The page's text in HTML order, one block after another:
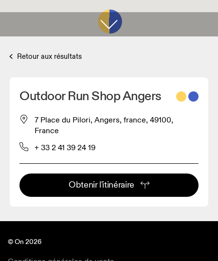
Retour aux résultats
Outdoor Run Shop Angers
7 Place du Pilori, Angers, france, 49100,
France
+ 33 2 41 39 24 19
Obtenir l'itinéraire
© On 2026